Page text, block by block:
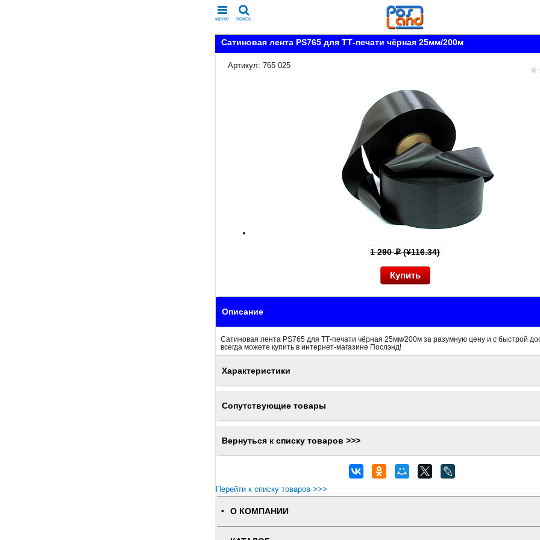
меню поиск
Сатиновая лента PS765 для ТТ-печати чёрная 25мм/200м
Артикул: 765 025
1 290p(¥116.34)
Описание
Сатиновая лента PS765 для ТТ-печати чёрная 25мм/200м за разумную цену и с быстрой
всегда можете купить в интернет-магазине Послэнд!
Характеристики
Сопутствующие товары
Вернуться к списку товаров >>>
Перейти к списку товаров >>>
О КОМПАНИИ